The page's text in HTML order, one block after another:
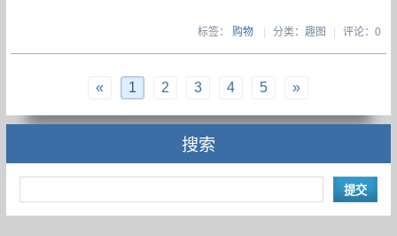
标签： 购物 | 分类：趣图 | 评论：0
« 1 2 3 4 5 »
搜索